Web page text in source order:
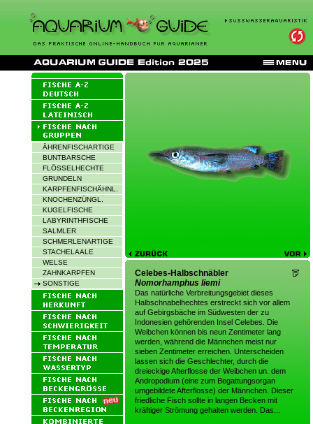
ÄHRENFISCHARTIGE
BUNTBARSCHE
FLÖSSELHECHTE
GRUNDELN
KARPFENFISCHÄHNL.
KNOCHENZÜNGL.
KUGELFISCHE
LABYRINTHFISCHE
SALMLER
SCHMERLENARTIGE
STACHELAALE
WELSE
ZAHNKARPFEN
SONSTIGE
Celebes-Halbschnäbler
Nomorhamphus liemi
Das natürliche Verbreitungsgebiet dieses
Halbschnabelhechtes erstreckt sich vor allem
auf Gebirgsbäche im Südwesten der zu
Indonesien gehörenden Insel Celebes. Die
Weibchen können bis neun Zentimeter lang
werden, während die Männchen meist nur
sieben Zentimeter erreichen. Unterscheiden
lassen sich die Geschlechter, durch die
dreieckige Afterflosse der Weibchen un. dem
Andropodium (eine zum Begattungsorgan
umgebildete Afterflosse) der Männchen. Dieser
friedliche Fisch sollte in langen Becken mit
kräftiger Strömung gehalten werden. Das...